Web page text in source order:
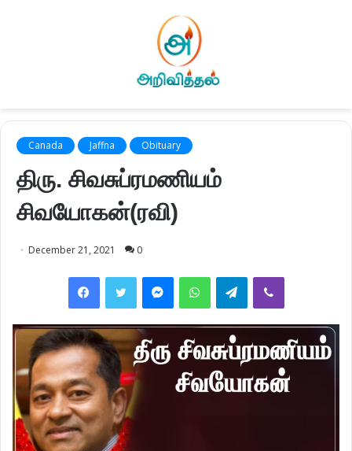
Canada Jaffna Obituary
திரு. சிவசுப்ரமணியம்
சிவயோகன்(ரவி)
December 21, 2021 0
FacebookTwitter MessengerWhatsAppTelegramViber